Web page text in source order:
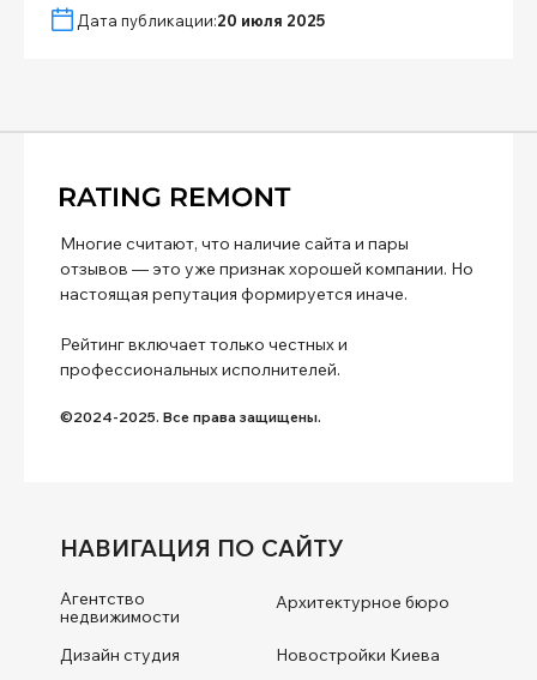
Дата публикации:20 июля 2025
Многие считают, что наличие сайта и пары
отзывов — это уже признак хорошей компании. Но
настоящая репутация формируется иначе.
Рейтинг включает только честных и
профессиональных исполнителей.
©2024-2025. Все права защищены.
НАВИГАЦИЯ ПО САЙТУ
Агентство
недвижимости
Архитектурное бюро
Дизайн студия
Новостройки Киева